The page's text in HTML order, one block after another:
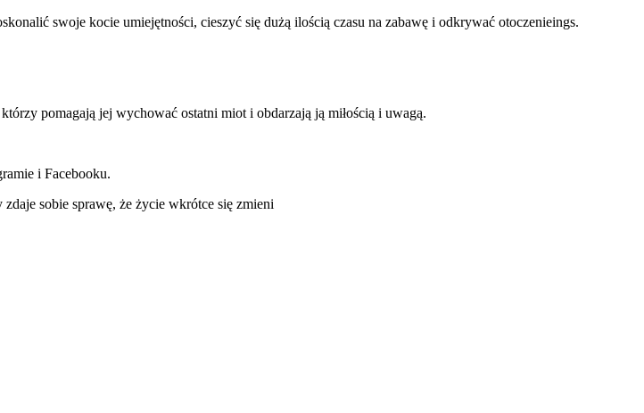
swoje kocie umiejętności, cieszyć się dużą ilością czasu na zabawę i odkrywać otoczenieings.
pomagają jej wychować ostatni miot i obdarzają ją miłością i uwagą.
i Facebooku.
sobie sprawę, że życie wkrótce się zmieni